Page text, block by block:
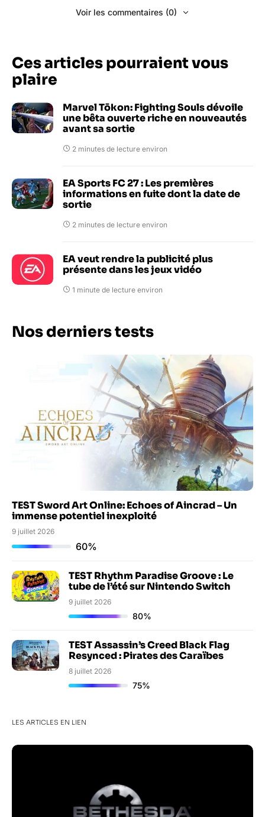
Voir les commentaires (0)
Ces articles pourraient vous
plaire
Marvel Tōkon: Fighting Souls dévoile
une bêta ouverte riche en nouveautés
avant sa sortie
2 minutes de lecture environ
EA Sports FC 27 : Les premières
informations en fuite dont la date de
sortie
2 minutes de lecture environ
EA veut rendre la publicité plus
présente dans les jeux vidéo
1 minute de lecture environ
Nos derniers tests
TEST Sword Art Online: Echoes of Aincrad – Un
immense potentiel inexploité
9 juillet 2026
60%
TEST Rhythm Paradise Groove : Le
tube de l’été sur Nintendo Switch
9 juillet 2026
80%
TEST Assassin’s Creed Black Flag
Resynced : Pirates des Caraïbes
8 juillet 2026
75%
LES ARTICLES EN LIEN